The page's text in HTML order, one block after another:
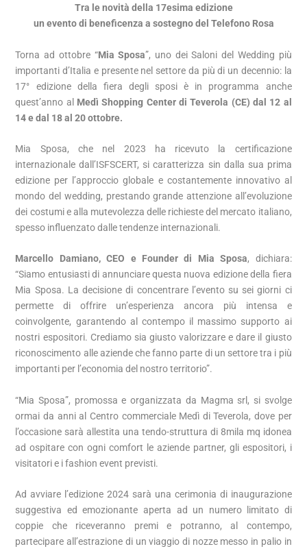
Tra le novità della 17esima edizione
un evento di beneficenza a sostegno del Telefono Rosa
Torna ad ottobre “Mia Sposa”, uno dei Saloni del Wedding più
importanti d’Italia e presente nel settore da più di un decennio: la
17° edizione della fiera degli sposi è in programma anche
quest’anno al Medì Shopping Center di Teverola (CE) dal 12 al
14 e dal 18 al 20 ottobre.
Mia Sposa, che nel 2023 ha ricevuto la certificazione
internazionale dall’ISFSCERT, si caratterizza sin dalla sua prima
edizione per l’approccio globale e costantemente innovativo al
mondo del wedding, prestando grande attenzione all’evoluzione
dei costumi e alla mutevolezza delle richieste del mercato italiano,
spesso influenzato dalle tendenze internazionali.
Marcello Damiano, CEO e Founder di Mia Sposa, dichiara:
“Siamo entusiasti di annunciare questa nuova edizione della fiera
Mia Sposa. La decisione di concentrare l’evento su sei giorni ci
permette di offrire un’esperienza ancora più intensa e
coinvolgente, garantendo al contempo il massimo supporto ai
nostri espositori. Crediamo sia giusto valorizzare e dare il giusto
riconoscimento alle aziende che fanno parte di un settore tra i più
importanti per l’economia del nostro territorio”.
“Mia Sposa”, promossa e organizzata da Magma srl, si svolge
ormai da anni al Centro commerciale Medì di Teverola, dove per
l’occasione sarà allestita una tendo-struttura di 8mila mq idonea
ad ospitare con ogni comfort le aziende partner, gli espositori, i
visitatori e i fashion event previsti.
Ad avviare l’edizione 2024 sarà una cerimonia di inaugurazione
suggestiva ed emozionante aperta ad un numero limitato di
coppie che riceveranno premi e potranno, al contempo,
partecipare all’estrazione di un viaggio di nozze messo in palio in